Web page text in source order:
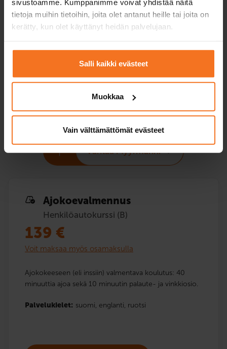
sivustoamme. Kumppanimme voivat yhdistää näitä
tietoja muihin tietoihin, joita olet antanut heille tai joita on
kerätty, kun olet käyttänyt heidän palvelujaan.
Salli kaikki evästeet
Muokkaa
Vain välttämättömät evästeet
Hinta valitulla
+ viranomaiskulut
399 € 469 €
Lisäajotuntipaketit
opetuslupaoppilaille
Vantaa Myyrmanni
Ajokoe­valmennus
Henkilöautokurssi (B)
139 €
Voit maksaa myös osamaksulla
Ajokokeeseen (eli inssiin) valmentava koulutus: 40
minuuttia ajoa sekä 10 minuutin palaute- ja vinkkiosio.
Palvelukielet: suomi, englanti, ruotsi